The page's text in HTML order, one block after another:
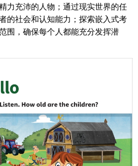
力充沛的人物；通过现实世界的任
的社会和认知能力；探索嵌入式考
围，确保每个人都能充分发挥潜